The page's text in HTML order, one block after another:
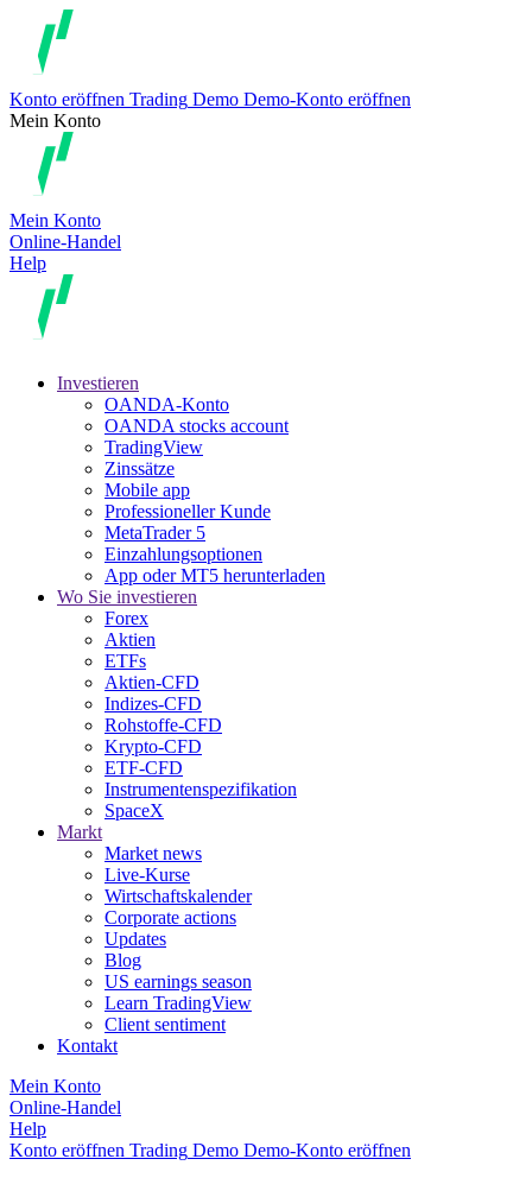
Konto eröffnen Trading Demo Demo-Konto eröffnen
Mein Konto
Mein Konto
Online-Handel
Help
Investieren
OANDA-Konto
OANDA stocks account
TradingView
Zinssätze
Mobile app
Professioneller Kunde
MetaTrader 5
Einzahlungsoptionen
App oder MT5 herunterladen
Wo Sie investieren
Forex
Aktien
ETFs
Aktien-CFD
Indizes-CFD
Rohstoffe-CFD
Krypto-CFD
ETF-CFD
Instrumentenspezifikation
SpaceX
Markt
Market news
Live-Kurse
Wirtschaftskalender
Corporate actions
Updates
Blog
US earnings season
Learn TradingView
Client sentiment
Kontakt
Mein Konto
Online-Handel
Help
Konto eröffnen Trading Demo Demo-Konto eröffnen